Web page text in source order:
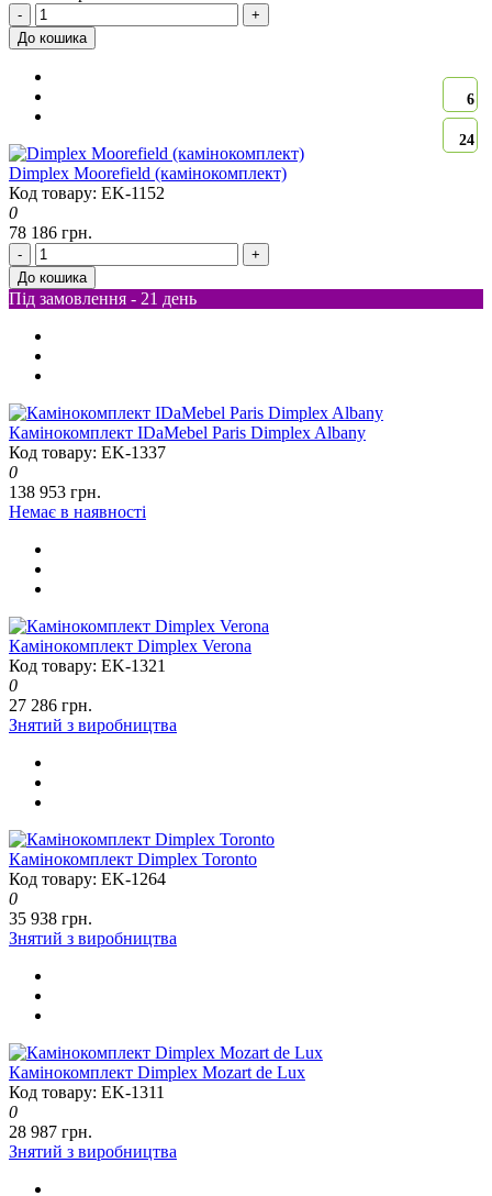
-
+
До кошика
6
24
Dimplex Moorefield (камінокомплект)
Код товару: EK-1152
0
78 186 грн.
-
+
До кошика
Під замовлення - 21 день
Камінокомплект IDaMebel Paris Dimplex Albany
Код товару: EK-1337
0
138 953 грн.
Немає в наявності
Камінокомплект Dimplex Verona
Код товару: EK-1321
0
27 286 грн.
Знятий з виробництва
Камінокомплект Dimplex Toronto
Код товару: EK-1264
0
35 938 грн.
Знятий з виробництва
Камінокомплект Dimplex Mozart de Lux
Код товару: EK-1311
0
28 987 грн.
Знятий з виробництва